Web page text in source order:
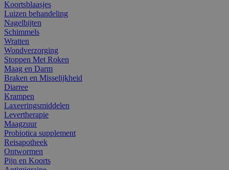
Koortsblaasjes
Luizen behandeling
Nagelbijten
Schimmels
Wratten
Wondverzorging
Stoppen Met Roken
Maag en Darm
Braken en Misselijkheid
Diarree
Krampen
Laxeeringsmiddelen
Levertherapie
Maagzuur
Probiotica supplement
Reisapotheek
Ontwormen
Pijn en Koorts